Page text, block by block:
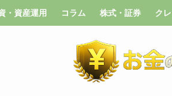
・資産運用 コラム 株式・証券 ク